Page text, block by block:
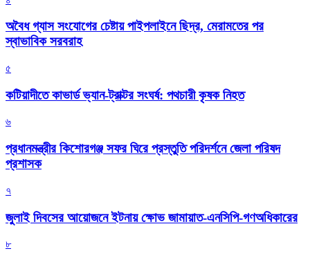
অবৈধ গ্যাস সংযোগের চেষ্টায় পাইপলাইনে ছিদ্র, মেরামতের পর
স্বাভাবিক সরবরাহ
৫
কটিয়াদীতে কাভার্ড ভ্যান-ট্রাক্টর সংঘর্ষ: পথচারী কৃষক নিহত
৬
প্রধানমন্ত্রীর কিশোরগঞ্জ সফর ঘিরে প্রস্তুতি পরিদর্শনে জেলা পরিষদ
প্রশাসক
৭
জুলাই দিবসের আয়োজনে ইটনায় ক্ষোভ জামায়াত-এনসিপি-গণঅধিকারের
৮